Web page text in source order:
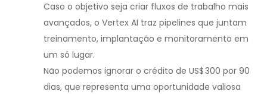
Caso o objetivo seja criar fluxos de trabalho mais
avançados, o Vertex AI traz pipelines que juntam
treinamento, implantação e monitoramento em
um só lugar.
Não podemos ignorar o crédito de US$ 300 por 90
dias, que representa uma oportunidade valiosa